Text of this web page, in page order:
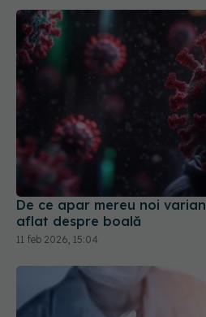
De ce apar mereu noi
aflat despre boală
11 feb 2026, 15:04